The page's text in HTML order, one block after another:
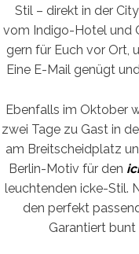
Stil – direkt in der
vom Indigo-Hotel und
gern für Euch vor Ort,
Eine E-Mail genügt
Ebenfalls im Oktober
zwei Tage zu Gast in
am Breitscheidplatz
Berlin-Motiv für den
leuchtenden icke-Stil.
den perfekt
Garantiert